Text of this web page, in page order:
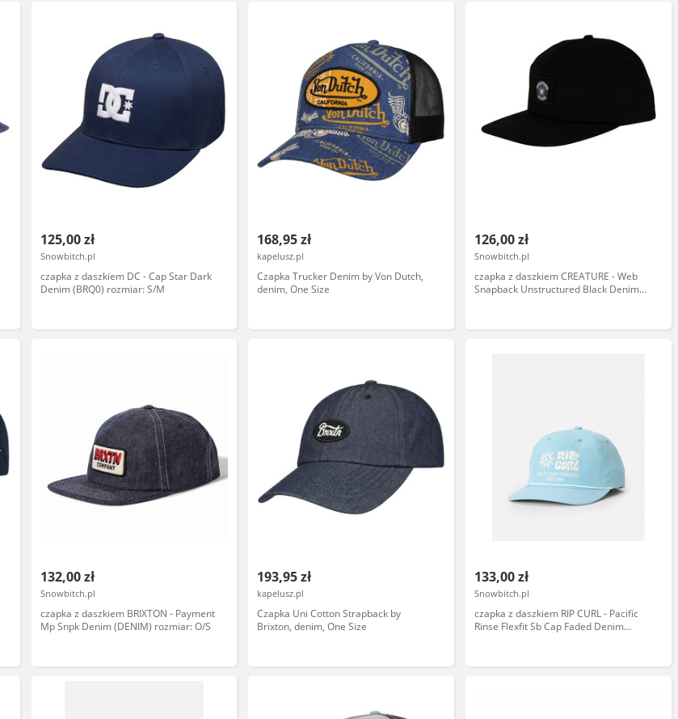
125,00 zł
Snowbitch.pl
czapka z daszkiem DC - Cap Star Dark
Denim (BRQ0) rozmiar: S/M
168,95 zł
kapelusz.pl
Czapka Trucker Denim by Von Dutch,
denim, One Size
126,00 zł
Snowbitch.pl
czapka z daszkiem CREATURE - Web
Snapback Unstructured Black Denim
132,00 zł
Snowbitch.pl
czapka z daszkiem BRIXTON - Payment
Mp Snpk Denim (DENIM) rozmiar: O/S
193,95 zł
kapelusz.pl
Czapka Uni Cotton Strapback by
Brixton, denim, One Size
133,00 zł
Snowbitch.pl
czapka z daszkiem RIP CURL - Pacific
Rinse Flexfit Sb Cap Faded Denim